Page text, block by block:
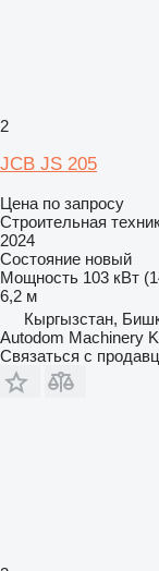
2
JCB JS 205
Цена по запросу
Строительная
2024
Состояние новый
Мощность 103 кВт
6,2 м
Кыргызстан,
Autodom Machinery
Связаться с